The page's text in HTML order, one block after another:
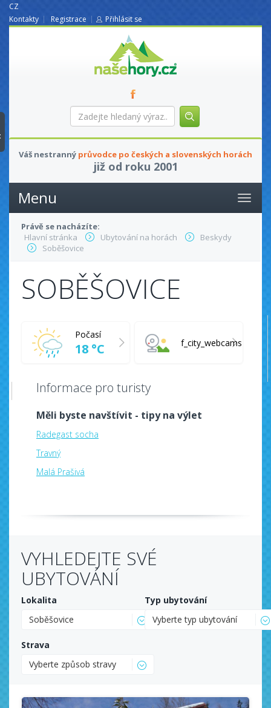
CZ
Kontakty
Registrace Přihlásit se
nasehory.cz
Zadejte
hledaný
Váš nestranný průvodce po českých a slovenských horách
již od roku 2001
Menu
Právě se nacházíte:
Hlavní stránka
Ubytování na horách
Beskydy
Soběšovice
SOBĚŠOVICE
Počasí
18 °C f_city_webcams
Informace pro turisty
Měli byste navštívit - tipy na výlet
Radegast socha
Travný
Malá Prašivá
VYHLEDEJTE SVÉ
UBYTOVÁNÍ
Lokalita
Soběšovice
Typ ubytování
Vyberte typ ubytování
Strava
Vyberte způsob stravy